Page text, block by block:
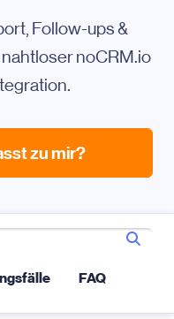
Follow-ups &
noCRM.io
zu mir?
FAQ